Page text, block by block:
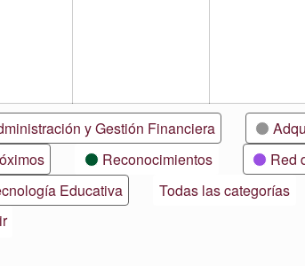
y Gestión Financiera
Reconocimientos Red
Educativa
Todas las categorías
Vistas